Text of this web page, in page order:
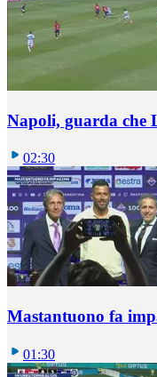
Napoli, guarda che
02:30
Mastantuono fa
01:30